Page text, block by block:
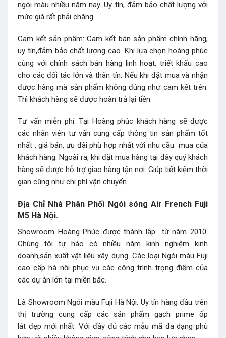
ngói màu nhiều năm nay. Uy tín, đảm bảo chất lượng với
mức giá rất phải chăng.
Cam kết sản phẩm: Cam kết bán sản phẩm chính hãng,
uy tín,đảm bảo chất lượng cao. Khi lựa chọn hoàng phúc
cùng với chính sách bán hàng linh hoạt, triết khấu cao
cho các đối tác lớn và thân tín. Nếu khi đặt mua và nhận
được hàng mà sản phẩm không đúng như cam kết trên.
Thì khách hàng sẽ được hoàn trả lại tiền.
Tư vấn miễn phí: Tại Hoàng phúc khách hàng sẽ được
các nhân viên tư vấn cung cấp thông tin sản phẩm tốt
nhất , giá bán, ưu đãi phù hợp nhất với nhu cầu mua của
khách hàng. Ngoài ra, khi đặt mua hàng tại đây quý khách
hàng sẽ được hỗ trợ giao hàng tận nơi. Giúp tiết kiệm thời
gian cũng như chi phí vận chuyển.
Địa Chỉ Nhà Phân Phối Ngói sóng Air French Fuji
M5 Hà Nội.
Showroom Hoàng Phúc được thành lập từ năm 2010.
Chúng tôi tự hào có nhiều năm kinh nghiệm kinh
doanh,sản xuất vật liệu xây dựng. Các loại Ngói màu Fuji
cao cấp hà nội phục vụ các công trình trọng điểm của
các dự án lớn tại miền bắc.
Là Showroom Ngói màu Fuji Hà Nội. Uy tín hàng đầu trên
thị trường cung cấp các sản phẩm gạch prime ốp
lát đẹp mới nhất. Với đầy đủ các mẫu mã đa dạng phù